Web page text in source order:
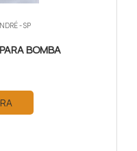
- SP
BOMBA